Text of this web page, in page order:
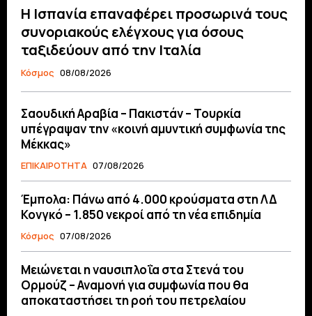
Η Ισπανία επαναφέρει προσωρινά τους
συνοριακούς ελέγχους για όσους
ταξιδεύουν από την Ιταλία
Κόσμος 08/08/2026
Σαουδική Αραβία – Πακιστάν – Τουρκία
υπέγραψαν την «κοινή αμυντική συμφωνία της
Μέκκας»
ΕΠΙΚΑΙΡΟΤΗΤΑ 07/08/2026
Έμπολα: Πάνω από 4.000 κρούσματα στη ΛΔ
Κονγκό – 1.850 νεκροί από τη νέα επιδημία
Κόσμος 07/08/2026
Μειώνεται η ναυσιπλοΐα στα Στενά του
Ορμούζ – Αναμονή για συμφωνία που θα
αποκαταστήσει τη ροή του πετρελαίου